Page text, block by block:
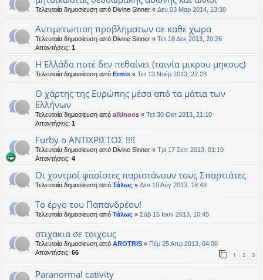
Τελευταία δημοσίευση από Divine Sinner « Δευ 03 Μαρ 2014, 13:38
Αντιμετωπιση προβληματων σε καθε χωρα
Τελευταία δημοσίευση από Divine Sinner « Τετ 18 Δεκ 2013, 20:26
Απαντήσεις: 1
Η Ελλάδα ποτέ δεν πεθαίνει (ταινία μικρου μηκους)
Τελευταία δημοσίευση από Ermis « Τετ 13 Νοέμ 2013, 22:23
Ο χάρτης της Ευρώπης μέσα από τα μάτια των
Ελλήνων
Τελευταία δημοσίευση από alkinoos « Τετ 30 Οκτ 2013, 21:10
Απαντήσεις: 1
Furby ο ΑΝΤΙΧΡΙΣΤΟΣ !!!!
Τελευταία δημοσίευση από Divine Sinner « Τρί 17 Σεπ 2013, 01:19
Απαντήσεις: 4
Οι χοντροί φασίστες παριστάνουν τους Σπαρτιάτες
Τελευταία δημοσίευση από Τάλως « Δευ 19 Αύγ 2013, 18:43
Το έργο του Παπανδρέου!
Τελευταία δημοσίευση από Τάλως « Σάβ 15 Ιουν 2013, 10:45
στιχακια σε τοιχους
Τελευταία δημοσίευση από AROTRIS « Πέμ 25 Απρ 2013, 04:00
Απαντήσεις: 66 1 2 3
Paranormal cativity